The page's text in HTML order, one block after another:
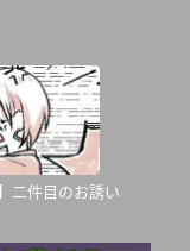
二件目のお誘い